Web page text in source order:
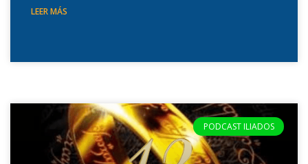
LEER MÁS
PODCAST ILIADOS